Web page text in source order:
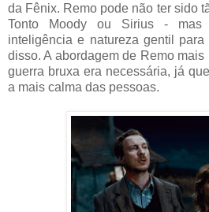
da Fênix. Remo pode não ter sido
Tonto Moody ou Sirius -
inteligência e natureza gentil
disso. A abordagem de Remo
guerra bruxa era necessária, já
a mais calma das pessoas.